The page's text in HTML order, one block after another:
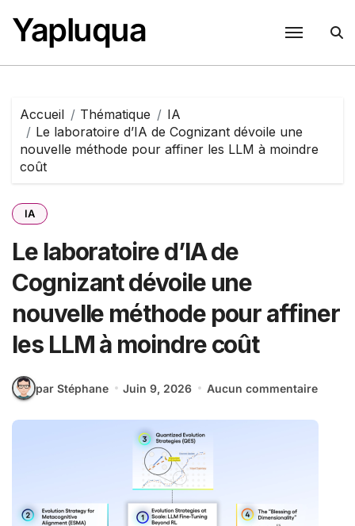
au
contenu
Yapluqua
Accueil Thématique
IA
Le laboratoire d’IA de Cognizant dévoile une
nouvelle méthode pour affiner les LLM à moindre
coût
IA
Le laboratoire d’IA de
Cognizant dévoile une
nouvelle méthode pour affiner
les LLM à moindre coût
par Stéphane Juin 9, 2026 Aucun commentaire